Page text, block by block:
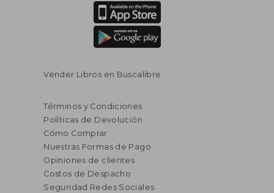
Vender Libros en Buscalibre
Términos y Condiciones
Políticas de Devolución
Cómo Comprar
Nuestras Formas de Pago
Opiniones de clientes
Costos de Despacho
Seguridad Redes Sociales